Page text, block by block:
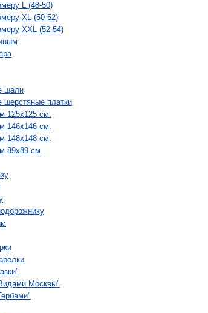
L (48-50)
XL (50-52)
XXL (52-54)
шали
шерстяные платки
125х125 см.
146х146 см.
148х148 см.
89х89 см.
Москвы"